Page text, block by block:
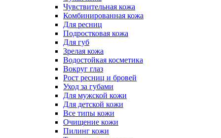
Чувствительная кожа
Комбинированная кожа
Для ресниц
Подростковая кожа
Для губ
Зрелая кожа
Водостойкая косметика
Вокруг глаз
Рост ресниц и бровей
Уход за губами
Для мужской кожи
Для детской кожи
Все типы кожи
Очищение кожи
Пилинг кожи